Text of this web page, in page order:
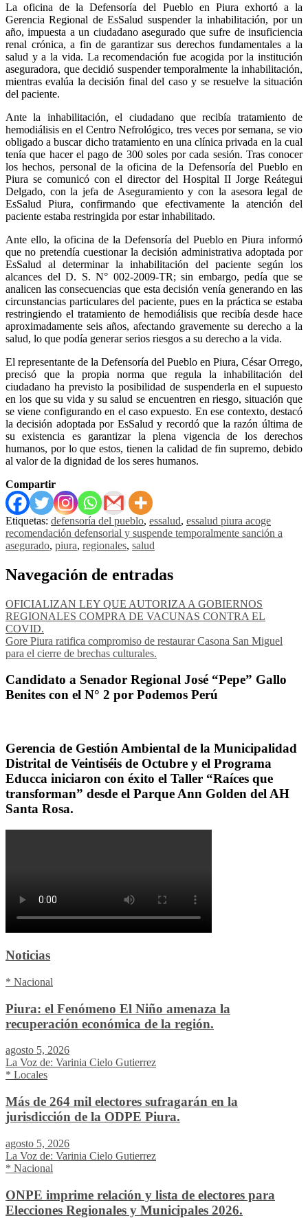
La oficina de la Defensoría del Pueblo en Piura exhortó a la
Gerencia Regional de EsSalud suspender la inhabilitación, por un
año, impuesta a un ciudadano asegurado que sufre de insuficiencia
renal crónica, a fin de garantizar sus derechos fundamentales a la
salud y a la vida. La recomendación fue acogida por la institución
aseguradora, que decidió suspender temporalmente la inhabilitación,
mientras evalúa la decisión final del caso y se resuelve la situación
del paciente.
Ante la inhabilitación, el ciudadano que recibía tratamiento de
hemodiálisis en el Centro Nefrológico, tres veces por semana, se vio
obligado a buscar dicho tratamiento en una clínica privada en la cual
tenía que hacer el pago de 300 soles por cada sesión. Tras conocer
los hechos, personal de la oficina de la Defensoría del Pueblo en
Piura se comunicó con el director del Hospital II Jorge Reátegui
Delgado, con la jefa de Aseguramiento y con la asesora legal de
EsSalud Piura, confirmando que efectivamente la atención del
paciente estaba restringida por estar inhabilitado.
Ante ello, la oficina de la Defensoría del Pueblo en Piura informó
que no pretendía cuestionar la decisión administrativa adoptada por
EsSalud al determinar la inhabilitación del paciente según los
alcances del D. S. N° 002-2009-TR; sin embargo, pedía que se
analicen las consecuencias que esta decisión venía generando en las
circunstancias particulares del paciente, pues en la práctica se estaba
restringiendo el tratamiento de hemodiálisis que recibía desde hace
aproximadamente seis años, afectando gravemente su derecho a la
salud, lo que podía generar serios riesgos a su derecho a la vida.
El representante de la Defensoría del Pueblo en Piura, César Orrego,
precisó que la propia norma que regula la inhabilitación del
ciudadano ha previsto la posibilidad de suspenderla en el supuesto
en los que su vida y su salud se encuentren en riesgo, situación que
se viene configurando en el caso expuesto. En ese contexto, destacó
la decisión adoptada por EsSalud y recordó que la razón última de
su existencia es garantizar la plena vigencia de los derechos
humanos, por lo que estos, tienen la calidad de fin supremo, debido
al valor de la dignidad de los seres humanos.
Compartir
Etiquetas: defensoría del pueblo, essalud, essalud piura acoge
recomendación defensorial y suspende temporalmente sanción a
asegurado, piura, regionales, salud
Navegación de entradas
OFICIALIZAN LEY QUE AUTORIZA A GOBIERNOS
REGIONALES COMPRA DE VACUNAS CONTRA EL
COVID.
Gore Piura ratifica compromiso de restaurar Casona San Miguel
para el cierre de brechas culturales.
Candidato a Senador Regional José “Pepe” Gallo
Benites con el N° 2 por Podemos Perú
Gerencia de Gestión Ambiental de la Municipalidad
Distrital de Veintiséis de Octubre y el Programa
Educca iniciaron con éxito el Taller “Raíces que
transforman” desde el Parque Ann Golden del AH
Santa Rosa.
Noticias
* Nacional
Piura: el Fenómeno El Niño amenaza la
recuperación económica de la región.
agosto 5, 2026
La Voz de: Varinia Cielo Gutierrez
* Locales
Más de 264 mil electores sufragarán en la
jurisdicción de la ODPE Piura.
agosto 5, 2026
La Voz de: Varinia Cielo Gutierrez
* Nacional
ONPE imprime relación y lista de electores para
Elecciones Regionales y Municipales 2026.